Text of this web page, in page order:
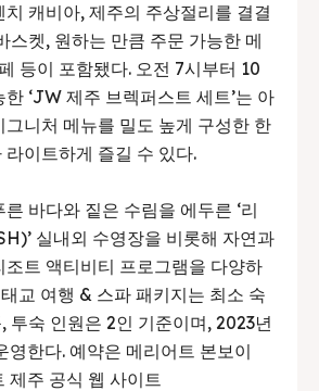
캐비아, 제주의 주상절리를 결결
스켓, 원하는 만큼 주문 가능한 메
등이 포함됐다. 오전 7시부터 10
‘JW 제주 브렉퍼스트 세트’는 아
그니처 메뉴를 밀도 높게 구성한 한
이트하게 즐길 수 있다.
바다와 짙은 수림을 에두른 ‘리
실내외 수영장을 비롯해 자연과
조트 액티비티 프로그램을 다양하
교 여행 & 스파 패키지는 최소 숙
투숙 인원은 2인 기준이며, 2023년
영한다. 예약은 메리어트 본보이
제주 공식 웹 사이트